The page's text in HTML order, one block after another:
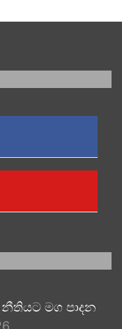
මග පාදන